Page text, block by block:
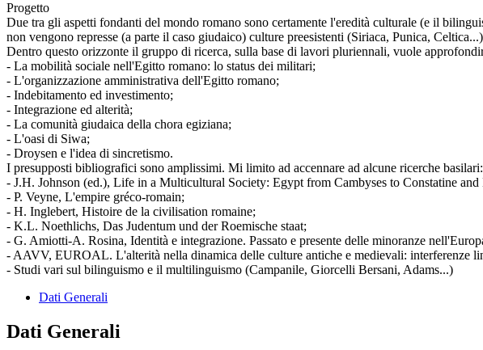
Progetto
Due tra gli aspetti fondanti del mondo romano sono certamente l'eredità culturale (e il
non vengono represse (a parte il caso giudaico) culture preesistenti (Siriaca, Punica,
Dentro questo orizzonte il gruppo di ricerca, sulla base di lavori pluriennali, vuole
- La mobilità sociale nell'Egitto romano: lo status dei militari;
- L'organizzazione amministrativa dell'Egitto romano;
- Indebitamento ed investimento;
- Integrazione ed alterità;
- La comunità giudaica della chora egiziana;
- L'oasi di Siwa;
- Droysen e l'idea di sincretismo.
I presupposti bibliografici sono amplissimi. Mi limito ad accennare ad alcune ricerche basilari:
- J.H. Johnson (ed.), Life in a Multicultural Society: Egypt from Cambyses to Constatine and
- P. Veyne, L'empire gréco-romain;
- H. Inglebert, Histoire de la civilisation romaine;
- K.L. Noethlichs, Das Judentum und der Roemische staat;
- G. Amiotti-A. Rosina, Identità e integrazione. Passato e presente delle minoranze
- AAVV, EUROAL. L'alterità nella dinamica delle culture antiche e medievali: interferenze
- Studi vari sul bilinguismo e il multilinguismo (Campanile, Giorcelli Bersani, Adams...)
Dati Generali
Dati Generali